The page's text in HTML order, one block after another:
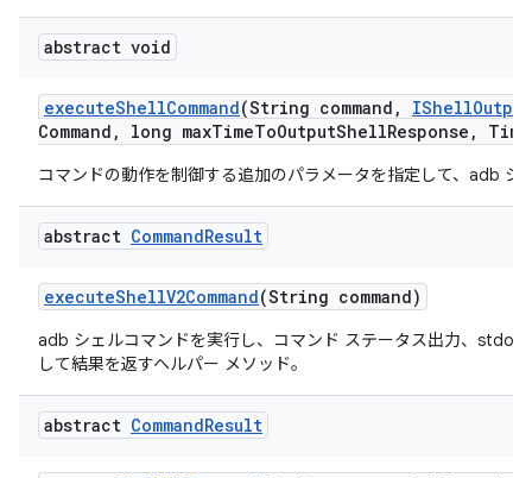
abstract void
executeShellCommand(String command , IShellOutput
Command , long maxTimeToOutputShellResponse , Time
コマンドの動作を制御する追加のパラメータを指定して、adb シ
abstract CommandResult
executeShellV2Command(String command)
adb シェルコマンドを実行し、コマンド ステータス出力、
して結果を返すヘルパー メソッド。
abstract CommandResult